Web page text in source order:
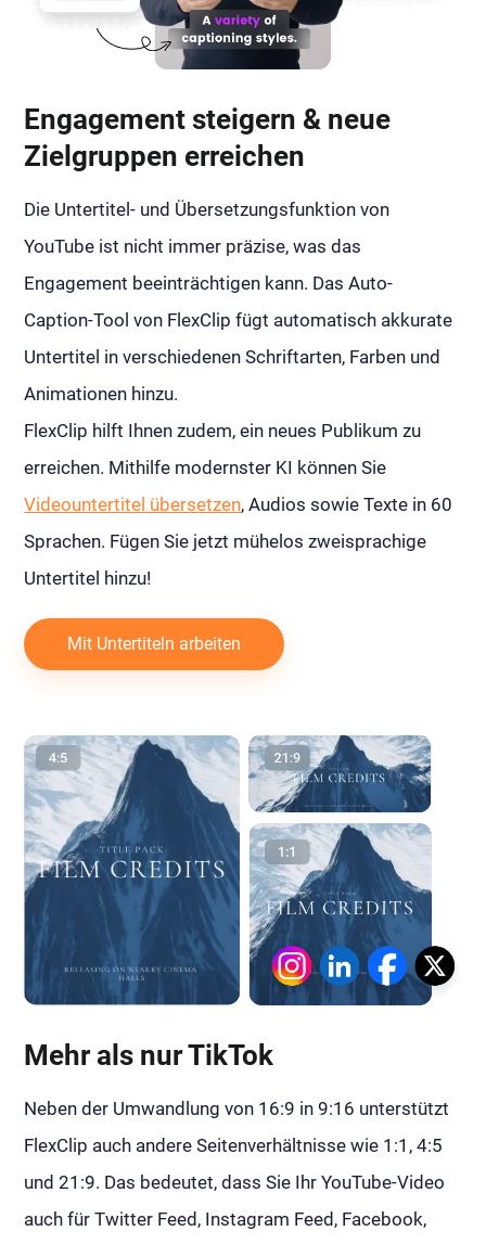
Engagement steigern & neue
Zielgruppen erreichen
Die Untertitel- und Übersetzungsfunktion von
YouTube ist nicht immer präzise, was das
Engagement beeinträchtigen kann. Das Auto-
Caption-Tool von FlexClip fügt automatisch akkurate
Untertitel in verschiedenen Schriftarten, Farben und
Animationen hinzu.
FlexClip hilft Ihnen zudem, ein neues Publikum zu
erreichen. Mithilfe modernster KI können Sie
Videountertitel übersetzen, Audios sowie Texte in 60
Sprachen. Fügen Sie jetzt mühelos zweisprachige
Untertitel hinzu!
Mit Untertiteln arbeiten
Mehr als nur TikTok
Neben der Umwandlung von 16:9 in 9:16 unterstützt
FlexClip auch andere Seitenverhältnisse wie 1:1, 4:5
und 21:9. Das bedeutet, dass Sie Ihr YouTube-Video
auch für Twitter Feed, Instagram Feed, Facebook,